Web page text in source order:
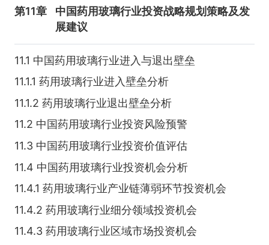
第11章
中国药用玻璃行业投资战略规划策略及发
展建议
11.1 中国药用玻璃行业进入与退出壁垒
11.1.1 药用玻璃行业进入壁垒分析
11.1.2 药用玻璃行业退出壁垒分析
11.2 中国药用玻璃行业投资风险预警
11.3 中国药用玻璃行业投资价值评估
11.4 中国药用玻璃行业投资机会分析
11.4.1 药用玻璃行业产业链薄弱环节投资机会
11.4.2 药用玻璃行业细分领域投资机会
11.4.3 药用玻璃行业区域市场投资机会